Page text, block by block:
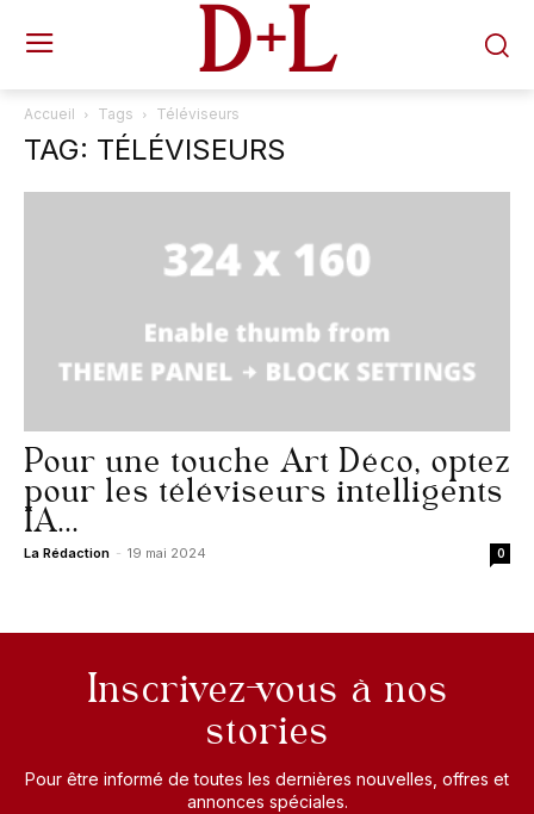
D+L
Accueil Tags Téléviseurs
TAG: TÉLÉVISEURS
Pour une touche Art Déco, optez
pour les téléviseurs intelligents
IA...
La Rédaction - 19 mai 2024 0
Inscrivez-vous à nos
stories
Pour être informé de toutes les dernières nouvelles, offres et
annonces spéciales.